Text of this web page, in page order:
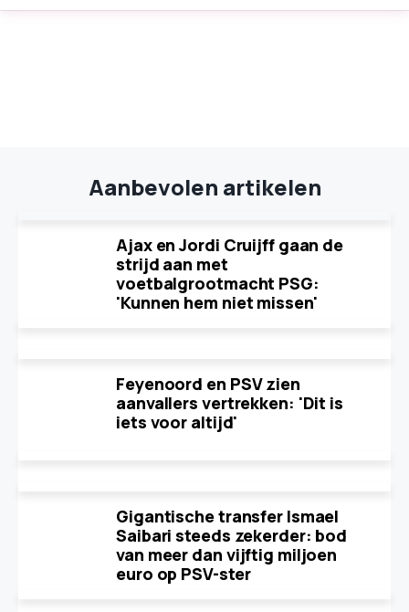
Aanbevolen artikelen
Ajax en Jordi Cruijff gaan de
strijd aan met
voetbalgrootmacht PSG:
'Kunnen hem niet missen'
Feyenoord en PSV zien
aanvallers vertrekken: 'Dit is
iets voor altijd'
Gigantische transfer Ismael
Saibari steeds zekerder: bod
van meer dan vijftig miljoen
euro op PSV-ster